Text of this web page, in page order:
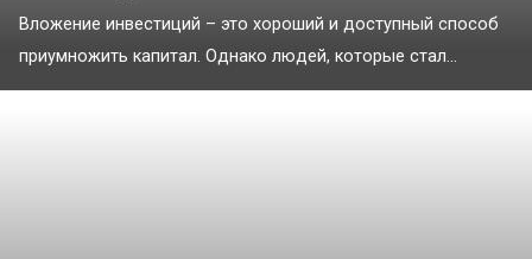
Вложение инвестиций – это хороший и доступный способ
приумножить капитал. Однако людей, которые стал...